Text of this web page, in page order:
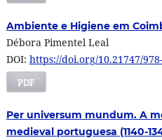
Ambiente e Higiene em
Débora Pimentel Leal
DOI: https://doi.org/10.21747/
PDF
Per universum mundum. A
medieval portuguesa (1140-